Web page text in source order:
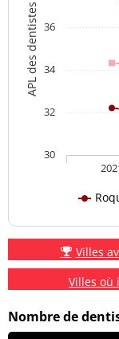
APL des dentistes
30
32
34
36
Villes
Villes où
Nombre de